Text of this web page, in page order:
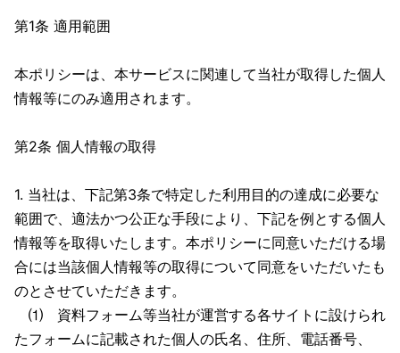
第1条 適用範囲
本ポリシーは、本サービスに関連して当社が取得した個人
情報等にのみ適用されます。
第2条 個人情報の取得
1. 当社は、下記第3条で特定した利用目的の達成に必要な
範囲で、適法かつ公正な手段により、下記を例とする個人
情報等を取得いたします。本ポリシーに同意いただける場
合には当該個人情報等の取得について同意をいただいたも
のとさせていただきます。
⑴ 資料フォーム等当社が運営する各サイトに設けられ
たフォームに記載された個人の氏名、住所、電話番号、